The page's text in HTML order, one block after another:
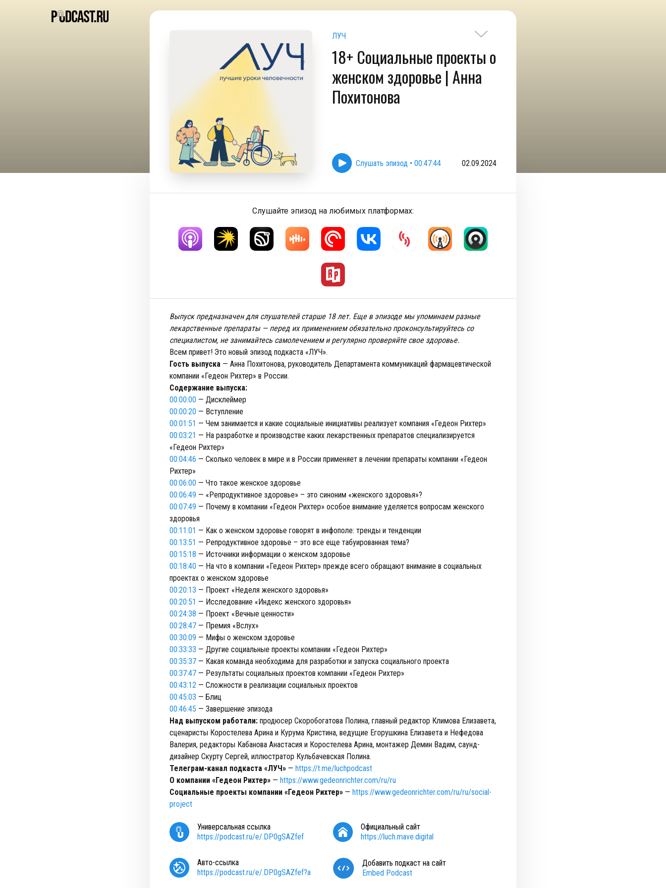
ЛУЧ
18+ Социальные проекты о
женском здоровье | Анна
Похитонова
Слушать эпизод • 00:47:44 02.09.2024
Слушайте эпизод на любимых платформах:
Выпуск предназначен для слушателей старше 18 лет. Еще в эпизоде мы упоминаем разные
лекарственные препараты — перед их применением обязательно проконсультируйтесь со
специалистом, не занимайтесь самолечением и регулярно проверяйте свое здоровье.
Всем привет! Это новый эпизод подкаста «ЛУЧ».
Гость выпуска — Анна Похитонова, руководитель Департамента коммуникаций фармацевтической
компании «Гедеон Рихтер» в России.
Содержание выпуска:
00:00:00 — Дисклеймер
00:00:20 — Вступление
00:01:51 — Чем занимается и какие социальные инициативы реализует компания «Гедеон Рихтер»
00:03:21 — На разработке и производстве каких лекарственных препаратов специализируется
«Гедеон Рихтер»
00:04:46 — Сколько человек в мире и в России применяет в лечении препараты компании «Гедеон
Рихтер»
00:06:00 — Что такое женское здоровье
00:06:49 — «Репродуктивное здоровье» – это синоним «женского здоровья»?
00:07:49 — Почему в компании «Гедеон Рихтер» особое внимание уделяется вопросам женского
здоровья
00:11:01 — Как о женском здоровье говорят в инфополе: тренды и тенденции
00:13:51 — Репродуктивное здоровье – это все еще табуированная тема?
00:15:18 — Источники информации о женском здоровье
00:18:40 — На что в компании «Гедеон Рихтер» прежде всего обращают внимание в социальных
проектах о женском здоровье
00:20:13 — Проект «Неделя женского здоровья»
00:20:51 — Исследование «Индекс женского здоровья»
00:24:38 — Проект «Вечные ценности»
00:28:47 — Премия «Вслух»
00:30:09 — Мифы о женском здоровье
00:33:33 — Другие социальные проекты компании «Гедеон Рихтер»
00:35:37 — Какая команда необходима для разработки и запуска социального проекта
00:37:47 — Результаты социальных проектов компании «Гедеон Рихтер»
00:43:12 — Сложности в реализации социальных проектов
00:45:03 — Блиц
00:46:45 — Завершение эпизода
Над выпуском работали: продюсер Скоробогатова Полина, главный редактор Климова Елизавета,
сценаристы Коростелева Арина и Курума Кристина, ведущие Егорушкина Елизавета и Нефедова
Валерия, редакторы Кабанова Анастасия и Коростелева Арина, монтажер Демин Вадим, саунд-
дизайнер Скурту Сергей, иллюстратор Кульбачевская Полина.
Телеграм-канал подкаста «ЛУЧ» — https://t.me/luchpodcast
О компании «Гедеон Рихтер» — https://www.gedeonrichter.com/ru/ru
Социальные проекты компании «Гедеон Рихтер» — https://www.gedeonrichter.com/ru/ru/social-
project
Универсальная ссылка
https://podcast.ru/e/.DP0gSAZfef
Официальный сайт
https://luch.mave.digital
Авто-ссылка
https://podcast.ru/e/.DP0gSAZfef?a
Добавить подкаст на сайт
Embed Podcast